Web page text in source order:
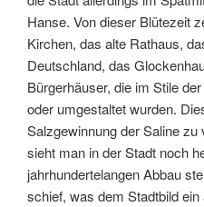
Hanse. Von dieser Blütezeit
Kirchen, das alte Rathaus,
Deutschland, das
Bürgerhäuser, die im Stile der
oder umgestaltet wurden.
Salzgewinnung der Saline
sieht man in der Stadt noch
jahrhundertelangen Abbau
schief, was dem Stadtbild